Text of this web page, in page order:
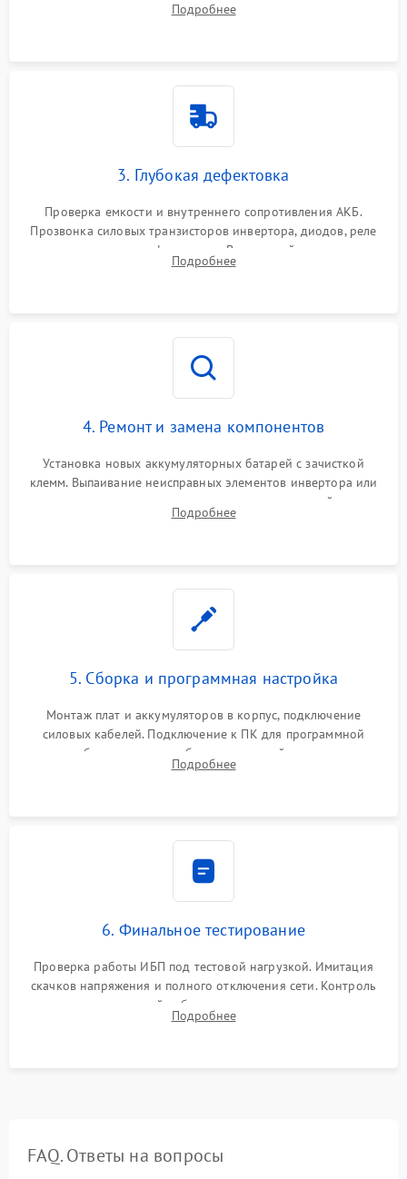
и кистей для предотвращения перегрева и замыканий.
Подробнее
3. Глубокая дефектовка
Проверка емкости и внутреннего сопротивления АКБ.
Прозвонка силовых транзисторов инвертора, диодов, реле
переключения и трансформатора. Визуальный поиск вздутых
конденсаторов и прогаров на печатной плате.
Подробнее
4. Ремонт и замена компонентов
Установка новых аккумуляторных батарей с зачисткой
клемм. Выпаивание неисправных элементов инвертора или
цепи зарядки и монтаж новых радиодеталей.
Восстановление поврежденных токоведущих дорожек и
Подробнее
5. Сборка и программная настройка
Монтаж плат и аккумуляторов в корпус, подключение
силовых кабелей. Подключение к ПК для программной
калибровки констант батареи, настройки порогов
срабатывания AVR и сброса счетчиков старения АКБ.
Подробнее
6. Финальное тестирование
Проверка работы ИБП под тестовой нагрузкой. Имитация
скачков напряжения и полного отключения сети. Контроль
времени автономной работы, температурного режима и
корректности формы выходного сигнала.
Подробнее
FAQ. Ответы на вопросы